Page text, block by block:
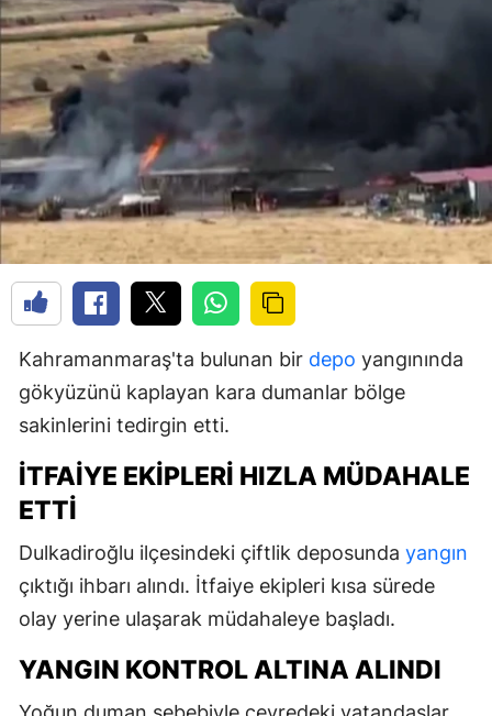
Kahramanmaraş'ta bulunan bir depo yangınında
gökyüzünü kaplayan kara dumanlar bölge
sakinlerini tedirgin etti.
İTFAIYE EKIPLERI HIZLA MÜDAHALE
ETTI
Dulkadiroğlu ilçesindeki çiftlik deposunda yangın
çıktığı ihbarı alındı. İtfaiye ekipleri kısa sürede
olay yerine ulaşarak müdahaleye başladı.
YANGIN KONTROL ALTINA ALINDI